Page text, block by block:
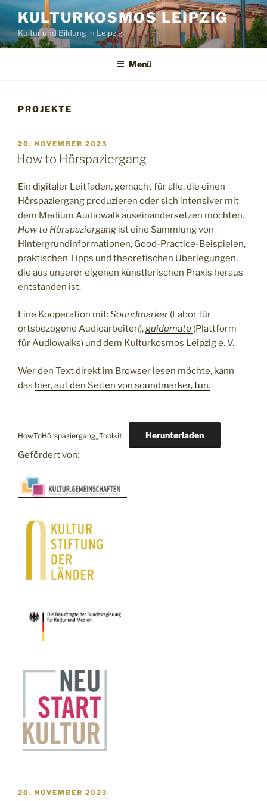
Zum
Inhalt
springen
KULTURKOSMOS LEIPZIG
Kultur und Bildung in Leipzig
Menü
PROJEKTE
VERÖFFENTLICHT
AM
20. NOVEMBER 2023
How to Hörspaziergang
Ein digitaler Leitfaden, gemacht für alle, die einen
Hörspaziergang produzieren oder sich intensiver mit
dem Medium Audiowalk auseinandersetzen möchten.
How to Hörspaziergang ist eine Sammlung von
Hintergrundinformationen, Good-Practice-Beispielen,
praktischen Tipps und theoretischen Überlegungen,
die aus unserer eigenen künstlerischen Praxis heraus
entstanden ist.
Eine Kooperation mit:Soundmarker (Labor für
ortsbezogene Audioarbeiten),guidemate (Plattform
für Audiowalks) und dem Kulturkosmos Leipzig e. V.
Wer den Text direkt im Browser lesen möchte, kann
das hier, auf den Seiten von soundmarker, tun.
HowToHörspaziergang_Toolkit Herunterladen
Gefördert von:
VERÖFFENTLICHT
20. NOVEMBER 2023